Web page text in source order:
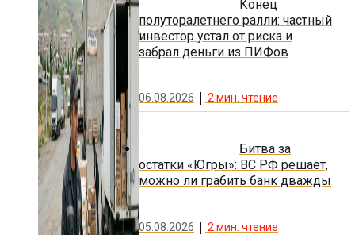
Конец
полуторалетнего ралли: частный
инвестор устал от риска и
забрал деньги из ПИФов
06.08.2026 2 мин. чтение
Битва за
остатки «Югры»: ВС РФ решает,
можно ли грабить банк дважды
05.08.2026 2 мин. чтение